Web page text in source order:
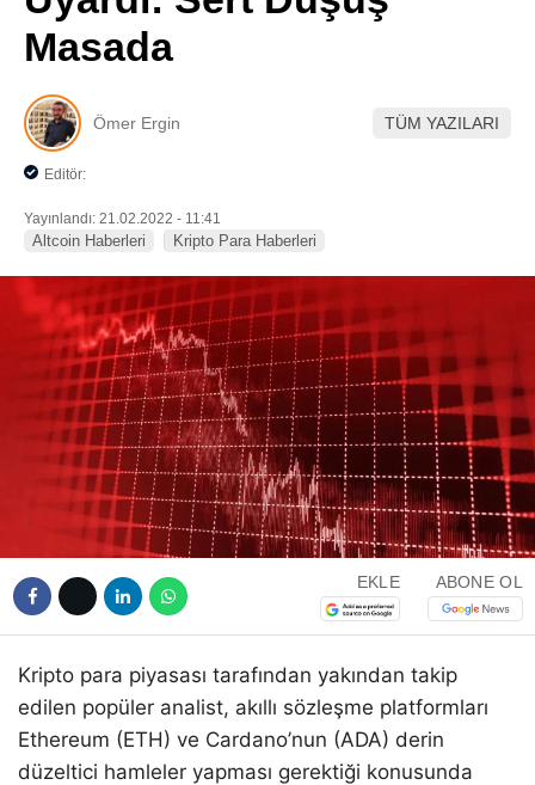
Pinterest
Masada
Ömer Ergin TÜM YAZILARI
Editör:
Yayınlandı: 21.02.2022 - 11:41
Altcoin Haberleri Kripto Para Haberleri
EKLE ABONE OL
Kripto para piyasası tarafından yakından takip
edilen popüler analist, akıllı sözleşme platformları
Ethereum (ETH) ve Cardano’nun (ADA) derin
düzeltici hamleler yapması gerektiği konusunda